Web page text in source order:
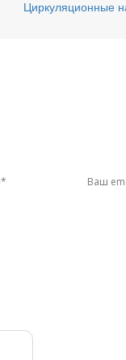
Циркуляционные